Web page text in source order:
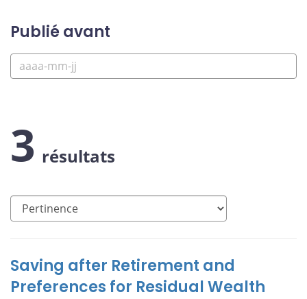
Publié avant
3 résultats
Saving after Retirement and
Preferences for Residual Wealth